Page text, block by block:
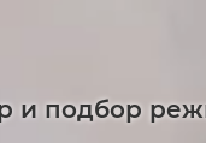
и подбор